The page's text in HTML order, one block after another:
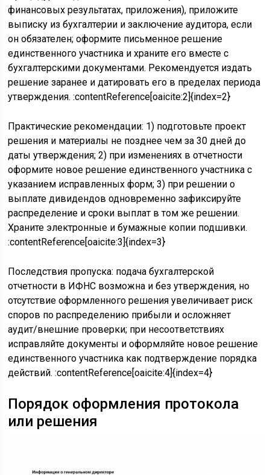
финансовых результатах, приложения), приложите
выписку из бухгалтерии и заключение аудитора, если
он обязателен; оформите письменное решение
единственного участника и храните его вместе с
бухгалтерскими документами. Рекомендуется издать
решение заранее и датировать его в пределах периода
утверждения. :contentReference[oaicite:2]{index=2}
Практические рекомендации: 1) подготовьте проект
решения и материалы не позднее чем за 30 дней до
даты утверждения; 2) при изменениях в отчетности
оформите новое решение единственного участника с
указанием исправленных форм; 3) при решении о
выплате дивидендов одновременно зафиксируйте
распределение и сроки выплат в том же решении.
Храните электронные и бумажные копии подшивки.
:contentReference[oaicite:3]{index=3}
Последствия пропуска: подача бухгалтерской
отчетности в ИФНС возможна и без утверждения, но
отсутствие оформленного решения увеличивает риск
споров по распределению прибыли и осложняет
аудит/внешние проверки; при несоответствиях
исправляйте документы и оформляйте новое решение
единственного участника как подтверждение порядка
действий. :contentReference[oaicite:4]{index=4}
Порядок оформления протокола
или решения